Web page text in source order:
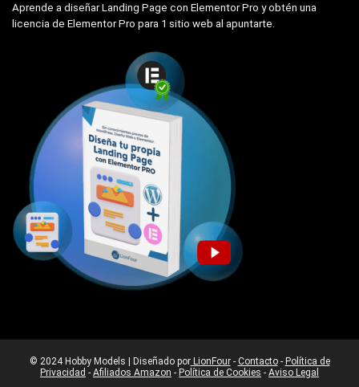
Aprende a diseñar Landing Page con Elementor Pro y obtén una
licencia de Elementor Pro para 1 sitio web al apuntarte.
© 2024 Hobby Models | Diseñado porLionFour- Contacto- Política de
Privacidad - Afiliados Amazon - Política de Cookies - Aviso Legal